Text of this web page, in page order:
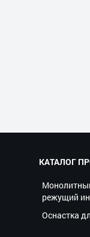
КАТАЛОГ
режущий
Оснастка